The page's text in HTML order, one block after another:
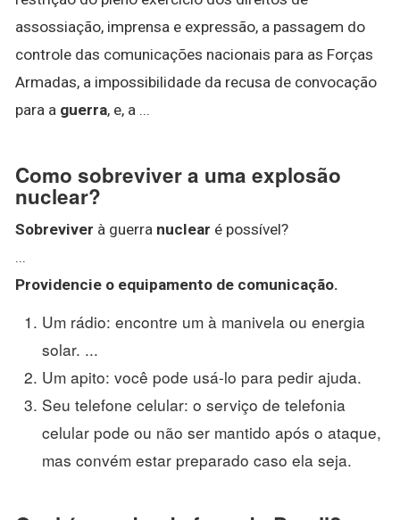
assossiação, imprensa e expressão, a passagem do
controle das comunicações nacionais para as Forças
Armadas, a impossibilidade da recusa de convocação
para a guerra, e, a ...
Como sobreviver a uma explosão
nuclear?
Sobreviver à guerra nuclear é possível?
...
Providencie o equipamento de comunicação.
Um rádio: encontre um à manivela ou energia
solar. ...
Um apito: você pode usá-lo para pedir ajuda.
Seu telefone celular: o serviço de telefonia
celular pode ou não ser mantido após o ataque,
mas convém estar preparado caso ela seja.